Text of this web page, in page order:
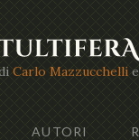
Carlo Mazzucchellie
AUTORI